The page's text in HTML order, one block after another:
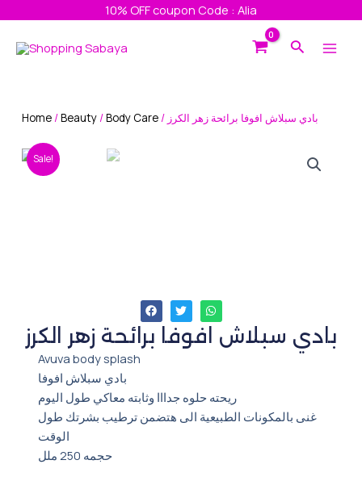
content
10% OFF coupon Code : Alia
Search
بادي سبلاش افوفا برائحة زهر الكرز
‏Avuva body splash
بادي سبلاش افوفا
ريحته حلوه جدااا وثابته معاكي طول اليوم
غنى بالمكونات الطبیعیة الى هتضمن ترطيب بشرتك طول
الوقت
حجمه 250 ملل
Home/Beauty/Body Care / بادي سبلاش افوفا برائحة زهر الكرز
Sale!